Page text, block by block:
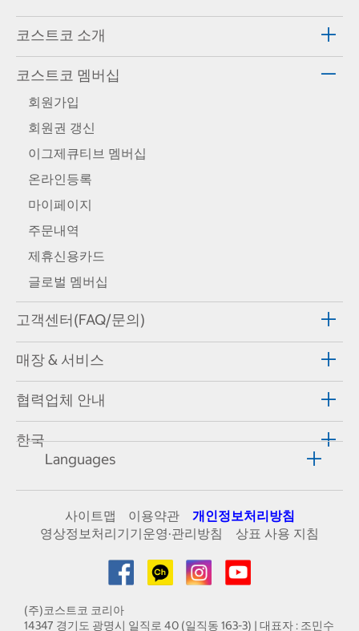
코스트코 소개
코스트코 멤버십
회원가입
회원권 갱신
이그제큐티브 멤버십
온라인등록
마이페이지
주문내역
제휴신용카드
글로벌 멤버십
고객센터(FAQ/문의)
매장 & 서비스
협력업체 안내
한국
Languages
사이트맵 이용약관
개인정보처리방침
영상정보처리기기운영·관리방침
상표 사용 지침
(주)코스트코 코리아
14347 경기도 광명시 일직로 40 (일직동 163-3) | 대표자 : 조민수